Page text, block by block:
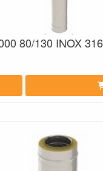
80/130 INOX